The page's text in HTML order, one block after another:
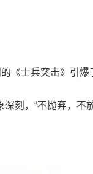
《士兵突击》引
刻，“不抛弃，不